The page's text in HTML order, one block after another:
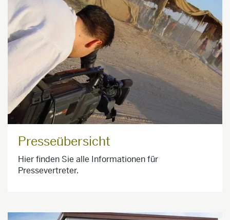
Presseübersicht
Hier finden Sie alle Informationen für
Pressevertreter.